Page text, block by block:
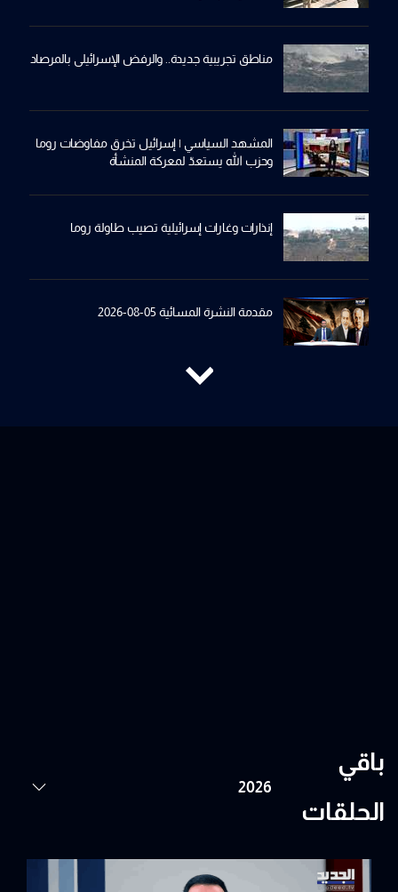
مناطق تجريبية جديدة.. والرفض الإسرائيلي بالمرصاد
المشهد السياسي | إسرائيل تخرق مفاوضات روما
وحزب الله يستعدّ لمعركة المنشأة
إنذارات وغارات إسرائيلية تصيب طاولة روما
مقدمة النشرة المسائية 05-08-2026
باقي
الحلقات